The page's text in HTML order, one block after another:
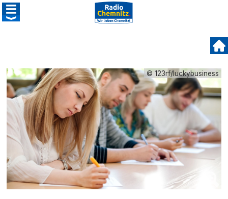
© 123rf/luckybusiness